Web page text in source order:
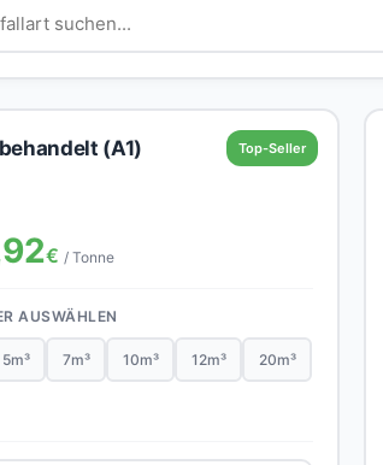
Top-Seller
(A1)
€ / Tonne
AUSWÄHLEN
5m³ 7m³ 10m³ 12m³ 20m³